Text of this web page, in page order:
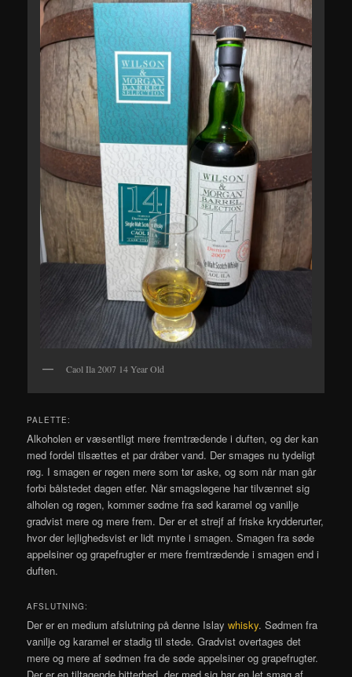
Caol Ila 2007 14 Year Old
PALETTE:
Alkoholen er væsentligt mere fremtrædende i duften, og der kan
med fordel tilsættes et par dråber vand. Der smages nu tydeligt
røg. I smagen er røgen mere som tør aske, og som når man går
forbi bålstedet dagen etfer. Når smagsløgene har tilvænnet sig
alholen og røgen, kommer sødme fra sød karamel og vanilje
gradvist mere og mere frem. Der er et strejf af friske krydderurter,
hvor der lejlighedsvist er lidt mynte i smagen. Smagen fra søde
appelsiner og grapefrugter er mere fremtrædende i smagen end i
duften.
AFSLUTNING:
Der er en medium afslutning på denne Islaywhisky. Sødmen fra
vanilje og karamel er stadig til stede. Gradvist overtages det
mere og mere af sødmen fra de søde appelsiner og grapefrugter.
Der er en tiltagende bitterhed, der med sig har en let smag af